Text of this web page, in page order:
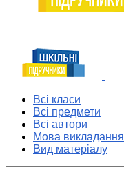
Всі класи
Всі предмети
Всі автори
Мова викладання
Вид матеріалу